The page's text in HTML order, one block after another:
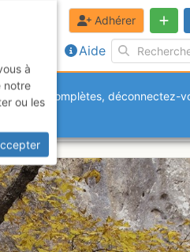
Aide
Adhérer
ou incomplètes, déconnectez-
à
notre
ou les